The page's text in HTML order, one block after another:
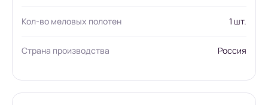
Кол-во меловых полотен 1 шт.
Страна производства Россия